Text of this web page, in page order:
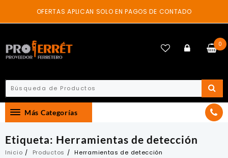
content
OFERTAS APLICAN SOLO EN PAGOS DE CONTADO
0
Más Categorías
Etiqueta: Herramientas de detección
Inicio Productos Herramientas de detección